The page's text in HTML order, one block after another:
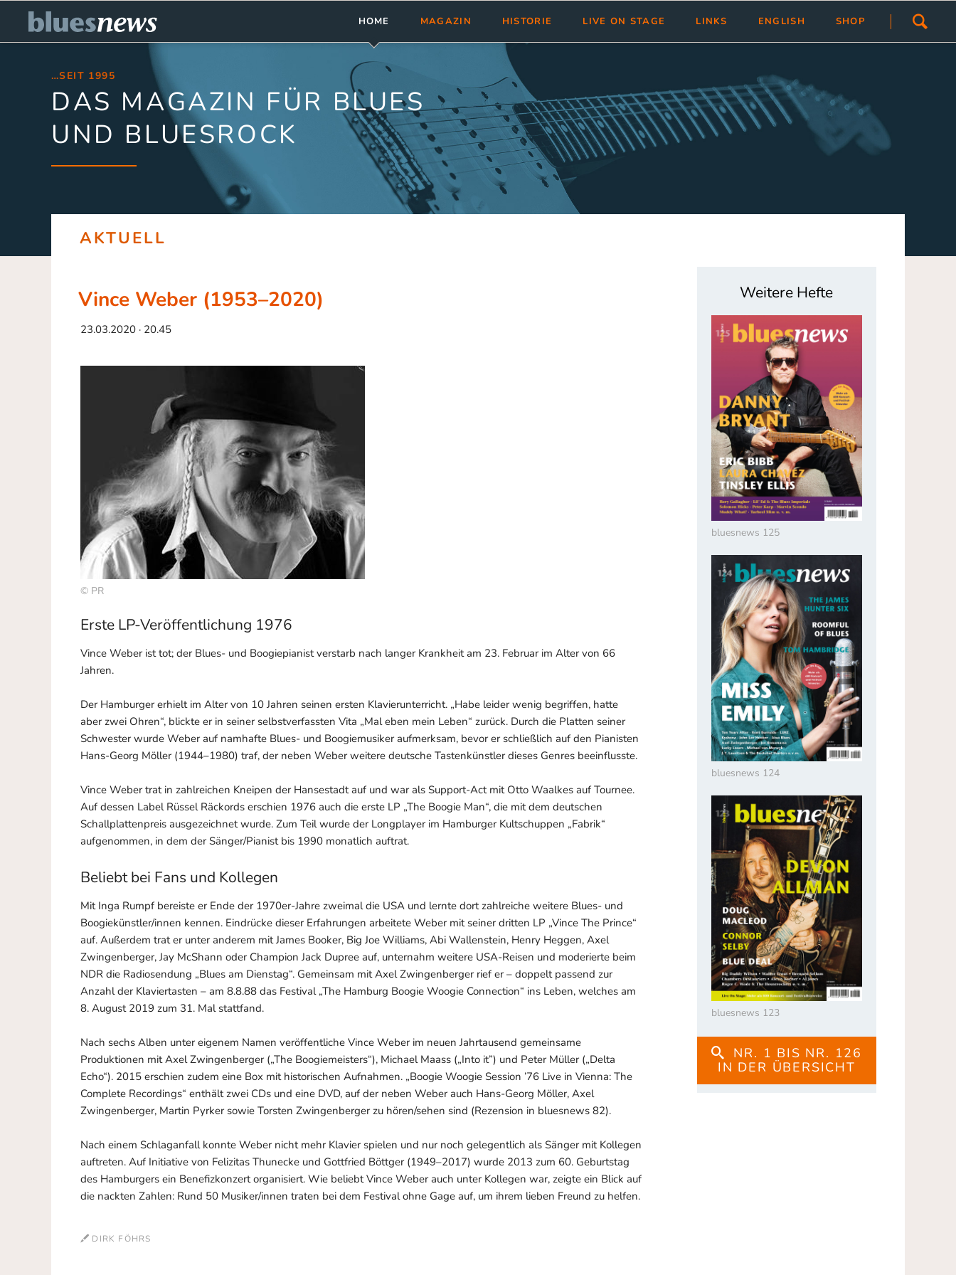
überspringen
HOME MAGAZIN
Aktuelle Ausgabe
bluesnews ab Nr. 101
bluesnews Nr. 51 - 100
bluesnews Nr. 01 - 50
Leserservice
HISTORIE
bluesnews-Magazin
bluesnews Collection
bluesnewsletter
Blues Guide Germany
LIVE ON STAGE
Termine eintragen
LINKS
Link hinzfügen/ändern
ENGLISH SHOP
…SEIT 1995
DAS MAGAZIN FÜR BLUES
UND BLUESROCK
AKTUELL
Vince Weber (1953–2020)
23.03.2020 · 20.45
© PR
Erste LP-Veröffentlichung 1976
Vince Weber ist tot; der Blues- und Boogiepianist verstarb nach langer Krankheit am 23. Februar im Alter von 66
Jahren.
Der Hamburger erhielt im Alter von 10 Jahren seinen ersten Klavierunterricht. „Habe leider wenig begriffen, hatte
aber zwei Ohren“, blickte er in seiner selbstverfassten Vita „Mal eben mein Leben“ zurück. Durch die Platten seiner
Schwester wurde Weber auf namhafte Blues- und Boogiemusiker aufmerksam, bevor er schließlich auf den Pianisten
Hans-Georg Möller (1944–1980) traf, der neben Weber weitere deutsche Tastenkünstler dieses Genres beeinflusste.
Vince Weber trat in zahlreichen Kneipen der Hansestadt auf und war als Support-Act mit Otto Waalkes auf Tournee.
Auf dessen Label Rüssel Räckords erschien 1976 auch die erste LP „The Boogie Man“, die mit dem deutschen
Schallplattenpreis ausgezeichnet wurde. Zum Teil wurde der Longplayer im Hamburger Kultschuppen „Fabrik“
aufgenommen, in dem der Sänger/Pianist bis 1990 monatlich auftrat.
Beliebt bei Fans und Kollegen
Mit Inga Rumpf bereiste er Ende der 1970er-Jahre zweimal die USA und lernte dort zahlreiche weitere Blues- und
Boogiekünstler/innen kennen. Eindrücke dieser Erfahrungen arbeitete Weber mit seiner dritten LP „Vince The Prince“
auf. Außerdem trat er unter anderem mit James Booker, Big Joe Williams, Abi Wallenstein, Henry Heggen, Axel
Zwingenberger, Jay McShann oder Champion Jack Dupree auf, unternahm weitere USA-Reisen und moderierte beim
NDR die Radiosendung „Blues am Dienstag“. Gemeinsam mit Axel Zwingenberger rief er – doppelt passend zur
Anzahl der Klaviertasten – am 8.8.88 das Festival „The Hamburg Boogie Woogie Connection“ ins Leben, welches am
8. August 2019 zum 31. Mal stattfand.
Nach sechs Alben unter eigenem Namen veröffentliche Vince Weber im neuen Jahrtausend gemeinsame
Produktionen mit Axel Zwingenberger („The Boogiemeisters“), Michael Maass („Into it”) und Peter Müller („Delta
Echo“). 2015 erschien zudem eine Box mit historischen Aufnahmen. „Boogie Woogie Session ’76 Live in Vienna: The
Complete Recordings“ enthält zwei CDs und eine DVD, auf der neben Weber auch Hans-Georg Möller, Axel
Zwingenberger, Martin Pyrker sowie Torsten Zwingenberger zu hören/sehen sind (Rezension in bluesnews 82).
Nach einem Schlaganfall konnte Weber nicht mehr Klavier spielen und nur noch gelegentlich als Sänger mit Kollegen
auftreten. Auf Initiative von Felizitas Thunecke und Gottfried Böttger (1949–2017) wurde 2013 zum 60. Geburtstag
des Hamburgers ein Benefizkonzert organisiert. Wie beliebt Vince Weber auch unter Kollegen war, zeigte ein Blick auf
die nackten Zahlen: Rund 50 Musiker/innen traten bei dem Festival ohne Gage auf, um ihrem lieben Freund zu helfen.
DIRK FÖHRS
Weitere Hefte
bluesnews 125
bluesnews 124
bluesnews 123
NR. 1 BIS NR. 126
IN DER ÜBERSICHT